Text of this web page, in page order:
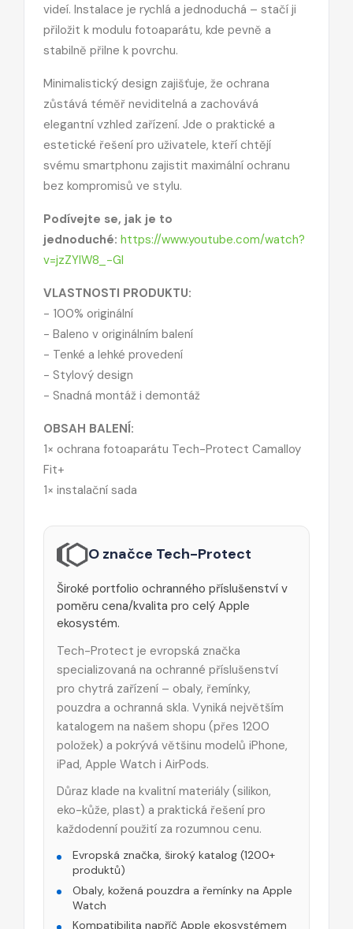
videí. Instalace je rychlá a jednoduchá – stačí ji
přiložit k modulu fotoaparátu, kde pevně a
stabilně přilne k povrchu.
Minimalistický design zajišťuje, že ochrana
zůstává téměř neviditelná a zachovává
elegantní vzhled zařízení. Jde o praktické a
estetické řešení pro uživatele, kteří chtějí
svému smartphonu zajistit maximální ochranu
bez kompromisů ve stylu.
Podívejte se, jak je to
jednoduché: https://www.youtube.com/watch?
v=jzZYIW8_-GI
VLASTNOSTI PRODUKTU:
- 100% originální
- Baleno v originálním balení
- Tenké a lehké provedení
- Stylový design
- Snadná montáž i demontáž
OBSAH BALENÍ:
1× ochrana fotoaparátu Tech-Protect Camalloy
Fit+
1× instalační sada
O značce Tech-Protect
Široké portfolio ochranného příslušenství v
poměru cena/kvalita pro celý Apple
ekosystém.
Tech-Protect je evropská značka
specializovaná na ochranné příslušenství
pro chytrá zařízení – obaly, řemínky,
pouzdra a ochranná skla. Vyniká největším
katalogem na našem shopu (přes 1200
položek) a pokrývá většinu modelů iPhone,
iPad, Apple Watch i AirPods.
Důraz klade na kvalitní materiály (silikon,
eko-kůže, plast) a praktická řešení pro
každodenní použití za rozumnou cenu.
Evropská značka, široký katalog (1200+
produktů)
Obaly, kožená pouzdra a řemínky na Apple
Watch
Kompatibilita napříč Apple ekosystémem